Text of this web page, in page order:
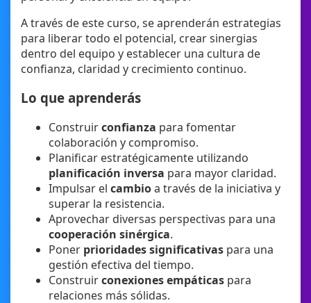
A través de este curso, se aprenderán estrategias
para liberar todo el potencial, crear sinergias
dentro del equipo y establecer una cultura de
confianza, claridad y crecimiento continuo.
Lo que aprenderás
Construirconfianza para fomentar
colaboración y compromiso.
Planificar estratégicamente utilizando
planificación inversa para mayor claridad.
Impulsar el cambioa través de la iniciativa y
superar la resistencia.
Aprovechar diversas perspectivas para una
cooperación sinérgica.
Poner prioridades significativas para una
gestión efectiva del tiempo.
Construirconexiones empáticas para
relaciones más sólidas.